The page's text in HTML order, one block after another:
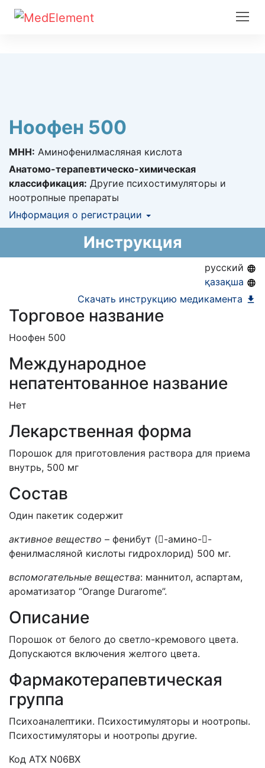
Ноофен 500
МНН: Аминофенилмасляная кислота
Анатомо-терапевтическо-химическая
классификация: Другие психостимуляторы и
ноотропные препараты
Информация о регистрации
Информация о регистрации в РК:10.01.2012 -
Информация о регистрации в РБ:22.02.2017 -
бессрочно
Инструкция
русский
қазақша
Скачать инструкцию медикамента
Торговое название
Ноофен 500
Международное
непатентованное название
Нет
Лекарственная форма
Порошок для приготовления раствора для приема
внутрь, 500 мг
Состав
Один пакетик содержит
активное вещество – фенибут (-амино--
фенилмасляной кислоты гидрохлорид) 500 мг.
вспомогательные вещества: мaннитол, аспартам,
ароматизатор “Orange Durarome”.
Описание
Порошок от белого до светло-кремового цвета.
Допускаются включения желтого цвета.
Фармакотерапевтическая
группа
Психоаналептики. Психостимуляторы и ноотропы.
Психостимуляторы и ноотропы другие.
Код АТХ N06ВХ